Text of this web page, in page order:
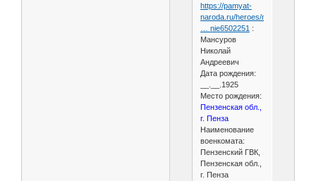
https://pamyat-
naroda.ru/heroes/memoria
… nie6502251 :
Мансуров
Николай
Андреевич
Дата рождения:
__.__.1925
Место рождения:
Пензенская обл.,
г. Пенза
Наименование
военкомата:
Пензенский ГВК,
Пензенская обл.,
г. Пенза